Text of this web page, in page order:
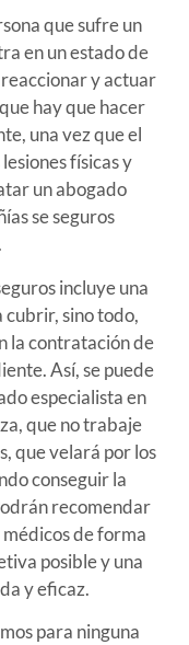
que sufre un
en un estado de
y actuar
hay que hacer
una vez que el
físicas y
un abogado
se seguros
incluye una
sino todo,
la contratación de
Así, se puede
especialista en
que no trabaje
que velará por los
conseguir la
recomendar
de forma
posible y una
y eficaz.
para ninguna